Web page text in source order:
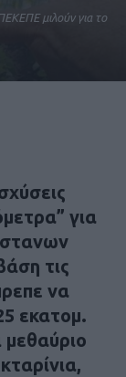
μιλούν για το
για
τις
να
εκατομ.